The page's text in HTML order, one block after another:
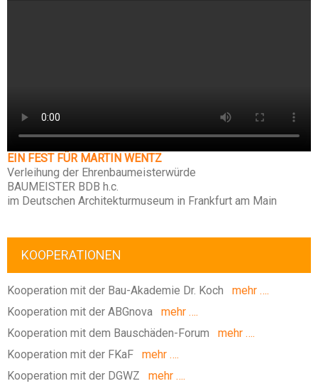
EIN FEST FÜR MARTIN WENTZ
Verleihung der Ehrenbaumeisterwürde
BAUMEISTER BDB h.c.
im Deutschen Architekturmuseum in Frankfurt am Main
KOOPERATIONEN
Kooperation mit der Bau-Akademie Dr. Koch mehr ….
Kooperation mit der ABGnova mehr ….
Kooperation mit dem Bauschäden-Forum mehr ….
Kooperation mit der FKaF mehr ….
Kooperation mit der DGWZ mehr ….